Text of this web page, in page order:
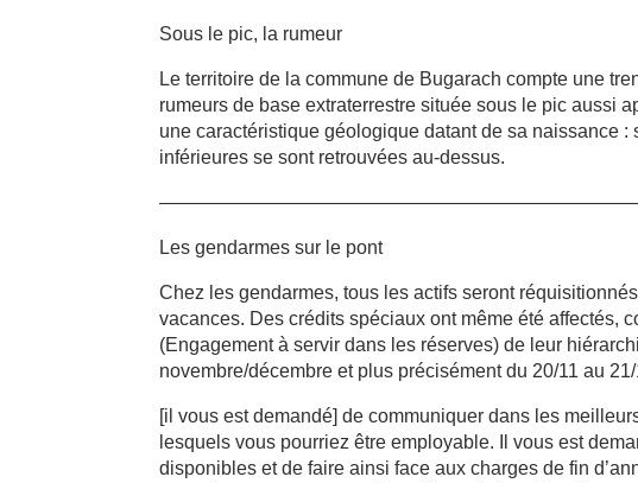
Sous le pic, la rumeur
Le territoire de la commune de Bugarach compte une
rumeurs de base extraterrestre située sous le pic aussi
une caractéristique géologique datant de sa naissance
inférieures se sont retrouvées au-dessus.
Les gendarmes sur le pont
Chez les gendarmes, tous les actifs seront
vacances. Des crédits spéciaux ont même été affectés,
(Engagement à servir dans les réserves) de leur
novembre/décembre et plus précisément du 20/11 au
[il vous est demandé] de communiquer dans les
lesquels vous pourriez être employable. Il vous est
disponibles et de faire ainsi face aux charges de fin